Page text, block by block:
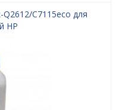
C7115eco для
HP